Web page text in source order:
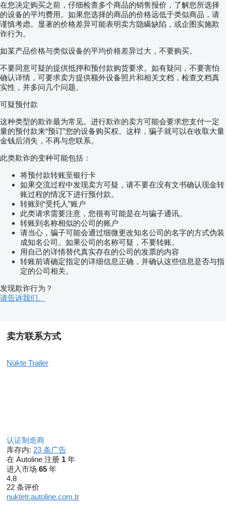
SANDBLASTING - PAINTING PROCESSES:
- SA2.5 STANDARD STEEL BLASTING ON ALL SURFACES
- DYO BRAND PRIMER AND PAINT ARE USED
- OVEN-BAKED EPOXY PRIMER PROCESS IS APPLIED
- OVEN-BAKED TOP COAT ACRYLIC PAINT PROCESS IS
APPLIED
*All products painted in our factory are guaranteed against rust
for 5 years, provided there are no scratches, dents, etc.
STANDARD ACCESSORIES
1 PLASTIC TOOLBOX
6 DOMAR BRAND MUDGUARDS
2 DOMAR BRAND TYPE-APPROVED DOORMATS
1 PLASTIC WATER TANK
1 ALUMINUM TIPPER LADDER
1 FIRE EXTINGUISHER BOX
1 PLASTIC WHEEL CHOCK
SAFETY:
SYSTEM.
- REVERSE GEAR AUDIBLE WARNING SYSTEM.
OPTIONAL EQUIPMENTS
- TILT ALERT/WARNING SYSTEM THAT ALERTS THE
DRIVER WHEN THE DAMPER IS LIFTED ON AN INCLINE
- SAFETY BRAKE/WARNING THE DRIVER BY APPLYING
THE BRAKES IF THE DAMPER IS RAISED
UNINTENTIONALLY
- FINISHER BRAKE SYSTEM
- ELECTRONIC SUSPENSION CONTROL SYSTEM
- SMARTBOARD
- IMPORTED AXLE
- IMPORTED PARKING LEG AND KING PINS
- HYDRAULIC REAR DOOR
- DOUBLE PISTON
PRICING ON OPTIONAL EQUIPMENT.
*WARRANTY AND AFTER-SALES SERVICE
ERRORS. FOR EXTERNALLY SOURCED PRODUCTS AND
在您决定购买之前，仔细检查多个商品的销售报价，了解您所选择
的设备的平均费用。如果您选择的商品的价格远低于类似商品，请
谨慎考虑。显著的价格差异可能表明卖方隐瞒缺陷，或企图实施欺
诈行为。
如某产品价格与类似设备的平均价格差异过大，不要购买。
不要同意可疑的提供抵押和预付款购货要求。如有疑问，不要害怕
确认详情，可要求卖方提供额外设备照片和相关文档，检查文档真
实性，并多问几个问题。
可疑预付款
这种类型的欺诈最为常见。进行欺诈的卖方可能会要求您支付一定
量的预付款来“预订”您的设备购买权。这样，骗子就可以在收取大量
金钱后消失，不再与您联系。
此类欺诈的变种可能包括：
将预付款转账至银行卡
如果交流过程中发现卖方可疑，请不要在没有文书确认现金转
账过程的情况下进行预付款。
转账到“受托人”账户
此类请求需要注意，您很有可能是在与骗子通讯。
转账到名称相似的公司的账户
请当心，骗子可能会通过细微更改知名公司的名字的方式伪装
成知名公司。如果公司的名称可疑，不要转账。
用自己的详情替代真实存在的公司的发票的内容
转账前请确定指定的详细信息正确，并确认这些信息是否与指
定的公司相关。
发现欺诈行为？
请告诉我们。
卖方联系方式
Nükte Trailer
认证制造商
库存内: 23 条广告
在 Autoline 注册 1 年
进入市场 65 年
4.8
22 条评价
nuktetr.autoline.com.tr